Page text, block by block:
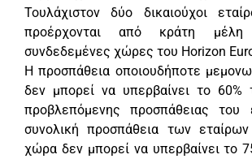
Τουλάχιστον δύο δικαιούχοι
προέρχονται από κράτη
συνδεδεμένες χώρες του Horizon
Η προσπάθεια οποιουδήποτε
δεν μπορεί να υπερβαίνει το 60%
προβλεπόμενης προσπάθειας
συνολική προσπάθεια των
χώρα δεν μπορεί να υπερβαίνει το